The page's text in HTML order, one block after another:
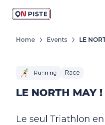
Home Events LE
Running Race
LE NORTH MAY !
Le seul Triathlon